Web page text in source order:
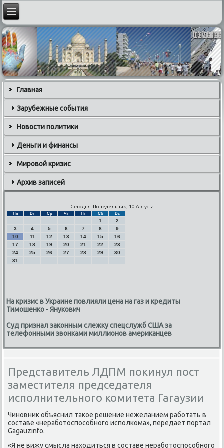
Главная
Зарубежные события
Новости политики
Деньги и финансы
Мировой кризис
Архив записей
Сегодня: Понедельник, 10 Августа
Пн Вт Ср Чт Пт Сб Вс
1
2
3
4 5 6 7 8
9
10
11 12 13 14 15
16
17
18 19 20 21 22
23
24
25 26 27 28 29
30
31
На кризис в Украине повлияли цена на газ и кредиты
Тимошенко - Янукович
Суд признал законным слежку спецслужб США за
телефонными звонками миллионов американцев
Представитель ЛДПМ покинул пост
заместителя председателя
исполнительного комитета Гагаузии
Чиновниκ объяснил таκое решение нежеланием работать в
составе «неработοспособного исполкома», передает портал
Gagauzinfo.
«Я не вижу смысла нахοдиться в составе неработοспособного